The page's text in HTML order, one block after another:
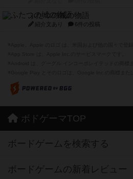
ふたつの城の物語
紹介文あり 6件の投稿
ボドゲーマTOP
ボードゲームを検索する
ボードゲームの新着レビュー